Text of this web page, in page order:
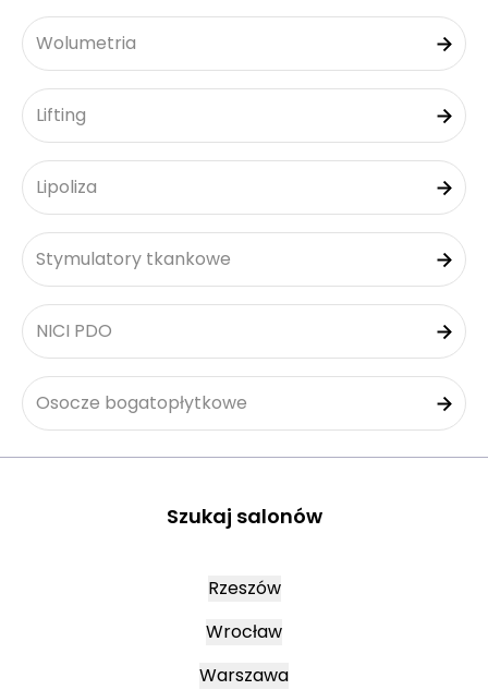
Wolumetria
Lifting
Lipoliza
Stymulatory tkankowe
NICI PDO
Osocze bogatopłytkowe
Szukaj salonów
Rzeszów
Wrocław
Warszawa